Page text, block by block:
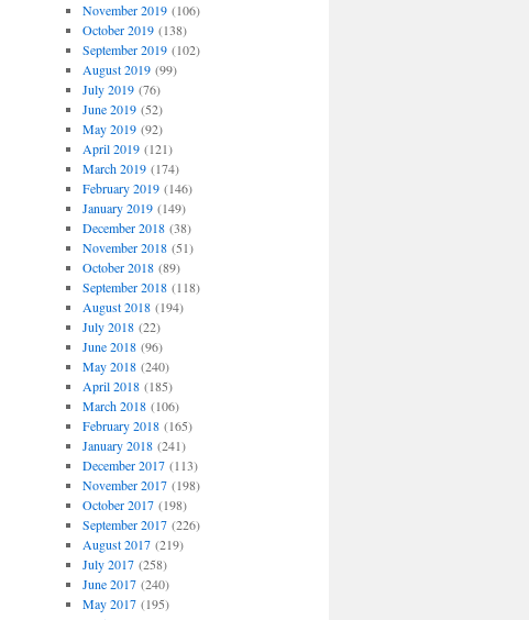
November 2019(106)
October 2019(138)
September 2019(102)
August 2019(99)
July 2019(76)
June 2019(52)
May 2019(92)
April 2019(121)
March 2019(174)
February 2019(146)
January 2019(149)
December 2018(38)
November 2018(51)
October 2018(89)
September 2018(118)
August 2018(194)
July 2018(22)
June 2018(96)
May 2018(240)
April 2018(185)
March 2018(106)
February 2018(165)
January 2018(241)
December 2017(113)
November 2017(198)
October 2017(198)
September 2017(226)
August 2017(219)
July 2017(258)
June 2017(240)
May 2017(195)